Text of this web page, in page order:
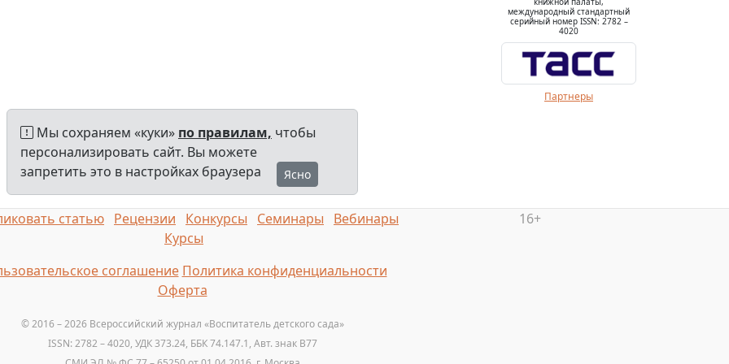
международный стандартный
серийный номер ISSN: 2782 –
4020
Партнеры
Мы сохраняем «куки» по правилам, чтобы
персонализировать сайт. Вы можете
запретить это в настройках браузера
Ясно
статью Рецензии Конкурсы Семинары
Вебинары
Курсы
соглашение Политика конфиденциальности
Оферта
© 2016 – 2026 Всероссийский журнал «Воспитатель детского сада»
ISSN: 2782 – 4020, УДК 373.24, ББК 74.147.1, Авт. знак B77
16+